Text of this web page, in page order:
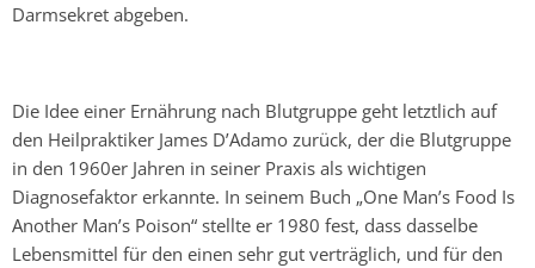
Darmsekret abgeben.
Die Idee einer Ernährung nach Blutgruppe geht letztlich auf
den Heilpraktiker James D’Adamo zurück, der die Blutgruppe
in den 1960er Jahren in seiner Praxis als wichtigen
Diagnosefaktor erkannte. In seinem Buch „One Man’s Food Is
Another Man’s Poison“ stellte er 1980 fest, dass dasselbe
Lebensmittel für den einen sehr gut verträglich, und für den